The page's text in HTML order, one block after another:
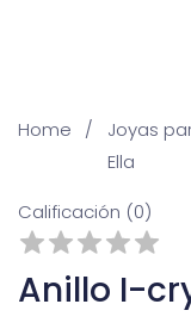
Home
Joyas
Ella
Calificación (0)
Anillo I-